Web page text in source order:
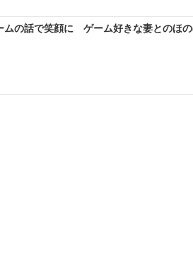
ムの話で笑顔に ゲーム好きな妻とのほ